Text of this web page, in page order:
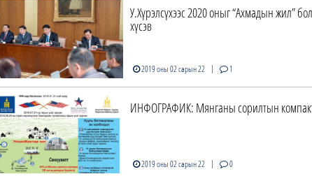
У.Хүрэлсүхээс 2020 оныг “Ахмадын жил”
хүсэв
2019 оны 02 сарын 22 | 1
ИНФОГРАФИК: Мянганы сорилтын
2019 оны 02 сарын 22 | 0